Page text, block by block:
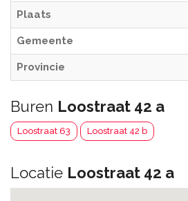
Plaats
Gemeente
Provincie
Buren Loostraat 42 a
Loostraat 63 Loostraat 42 b
Locatie Loostraat 42 a